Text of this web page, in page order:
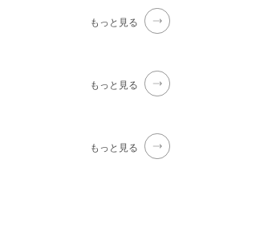
もっと見る
もっと見る
もっと見る